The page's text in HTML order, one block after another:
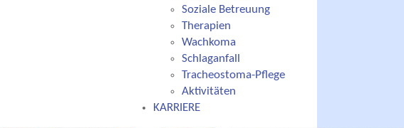
Soziale Betreuung
Therapien
Wachkoma
Schlaganfall
Tracheostoma-Pflege
Aktivitäten
KARRIERE